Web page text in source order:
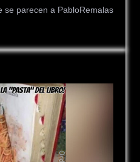
se parecen a PabloRemalas